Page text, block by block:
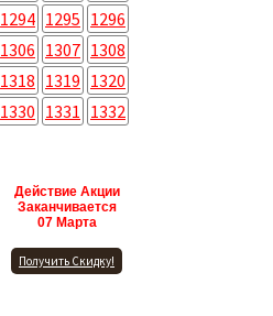
1294 1295 1296
1306 1307 1308
1318 1319 1320
1330 1331 1332
Действие Акции
Заканчивается
07 Марта
Получить Скидку!